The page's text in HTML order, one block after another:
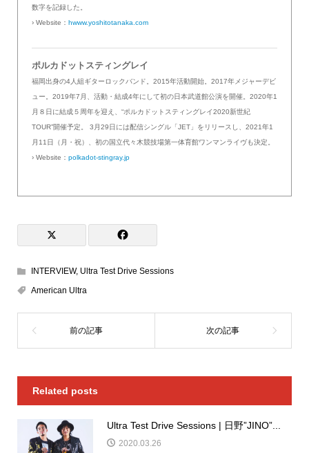
数字を記録した。
› Website： hwww.yoshitotanaka.com
ポルカドットスティングレイ
福岡出身の4人組ギターロックバンド。2015年活動開始。2017年メジャーデビ
ュー。2019年7月、活動・結成4年にして初の日本武道館公演を開催。2020年1
月８日に結成５周年を迎え、“ポルカドットスティングレイ2020新世紀
TOUR”開催予定。 3月29日には配信シングル「JET」をリリースし、2021年1
月11日（月・祝）、初の国立代々木競技場第一体育館ワンマンライヴも決定。
› Website： polkadot-stingray.jp
INTERVIEW, Ultra Test Drive Sessions
American Ultra
Related posts
Ultra Test Drive Sessions | 日野”JINO”...
2020.03.26